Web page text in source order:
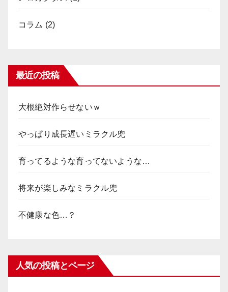
コラム (2)
最近の投稿
大根絶対作らせないｗ
やっぱり成長遅いミラクル兜
育ってるような育ってないような…
将来が楽しみなミラクル兜
不健康な色…？
人気の投稿とページ